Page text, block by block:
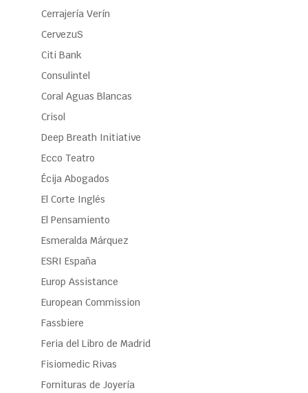
Cerrajería Verín
CervezuS
Citi Bank
Consulintel
Coral Aguas Blancas
Crisol
Deep Breath Initiative
Ecco Teatro
Écija Abogados
El Corte Inglés
El Pensamiento
Esmeralda Márquez
ESRI España
Europ Assistance
European Commission
Fassbiere
Feria del Libro de Madrid
Fisiomedic Rivas
Fornituras de Joyería